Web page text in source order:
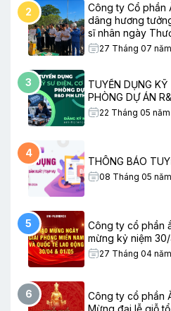
2
Công ty Cổ phần
dâng hương
sĩ nhân ngày
27 Tháng 07
3
TUYỂN DỤNG
PHÒNG DỰ ÁN
22 Tháng 05
4
THÔNG BÁO
08 Tháng 05
5
Công ty cổ phần
mừng kỷ niệm
27 Tháng 04
6
Công ty cổ phần
Mừng đại lễ giỗ